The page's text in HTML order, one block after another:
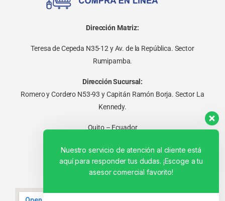
Dirección Matriz:
Teresa de Cepeda N35-12 y Av. de la República. Sector
Rumipamba.
Dirección Sucursal:
Romero y Cordero N53-93 y Capitán Ramón Borja. Sector La
Kennedy.
Quito – Ecuador
Nuestro servicio de atención al cliente está
aquí para responder tus dudas. ¡Escoge a tu
asesor comercial favorito!